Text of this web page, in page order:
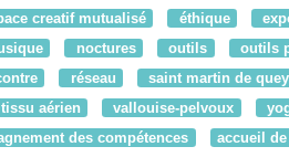
creatif mutualisé éthique
noctures outils outils
réseau saint martin de
tissu aérien vallouise-pelvoux
des compétences accueil